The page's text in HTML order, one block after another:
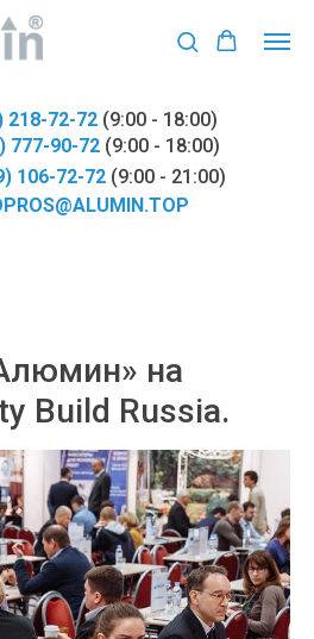
218-72-72 (9:00 - 18:00)
777-90-72 (9:00 - 18:00)
106-72-72 (9:00 - 21:00)
на
Build Russia.